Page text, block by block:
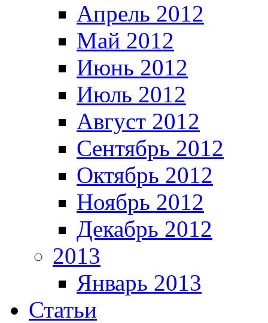
Апрель 2012
Май 2012
Июнь 2012
Июль 2012
Август 2012
Сентябрь 2012
Октябрь 2012
Ноябрь 2012
Декабрь 2012
2013
Январь 2013
Статьи